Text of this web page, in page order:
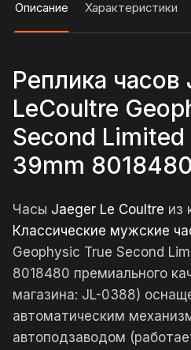
Описание Характеристики
Реплика часов
LeCoultre
Second Limited
39mm 8018480
Часы Jaeger Le Coultre из
Классические мужские
Geophysic True Second
8018480 премиального
магазина: JL-0388)
автоматическим
автоподзаводом